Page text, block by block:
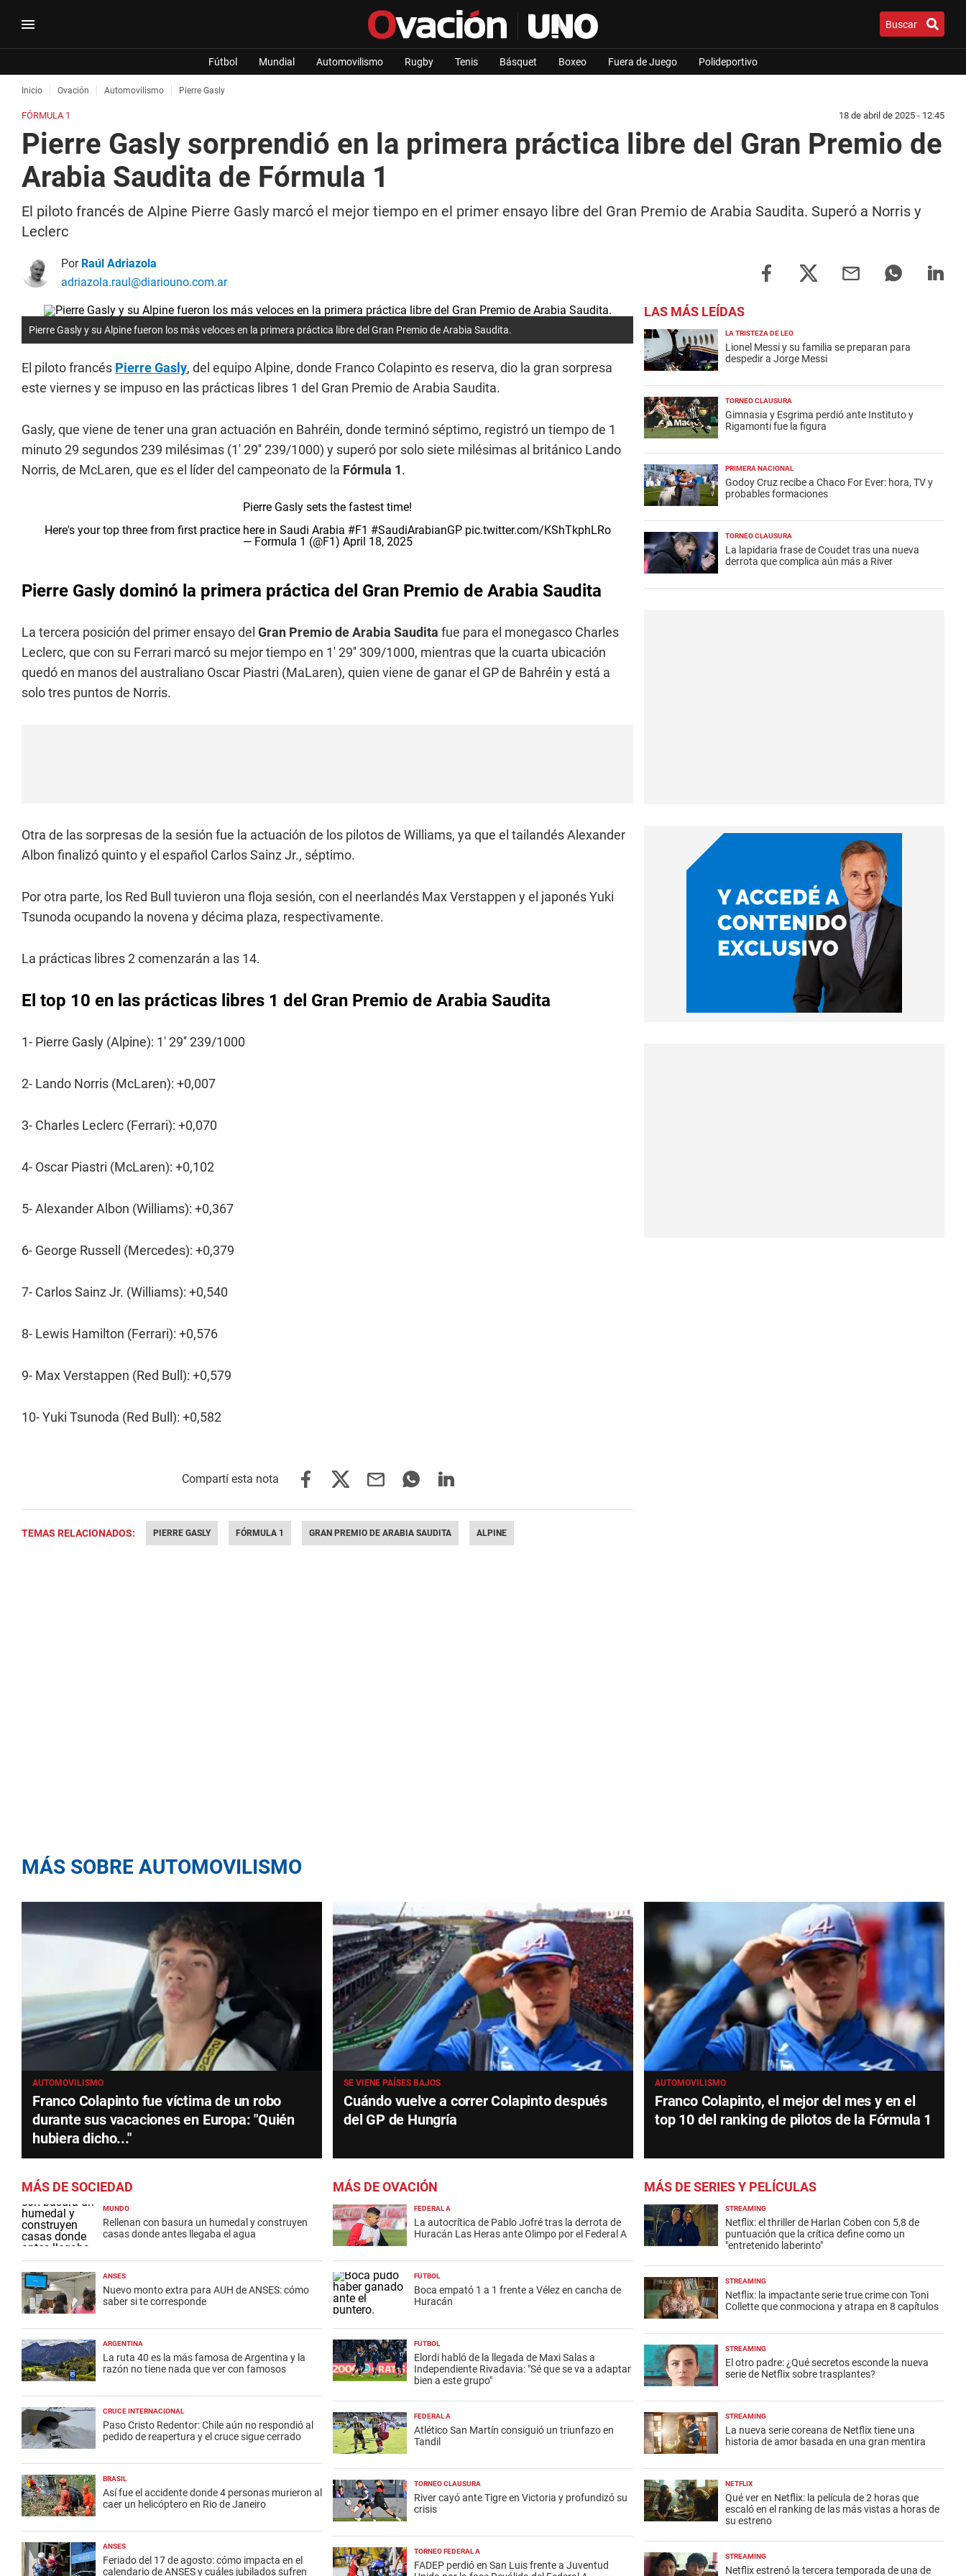
Buscar
Fútbol Mundial Automovilismo Rugby Tenis Básquet Boxeo Fuera de Juego Polideportivo
Inicio Ovación Automovilismo Pierre Gasly
FÓRMULA 1 18 de abril de 2025 - 12:45
Pierre Gasly sorprendió en la primera práctica libre del Gran Premio de
Arabia Saudita de Fórmula 1
El piloto francés de Alpine Pierre Gasly marcó el mejor tiempo en el primer ensayo libre del Gran Premio de Arabia Saudita. Superó a Norris y
Leclerc
Por Raúl Adriazola
adriazola.raul@diariouno.com.ar
Pierre Gasly y su Alpine fueron los más veloces en la primera práctica libre del Gran Premio de Arabia Saudita.
El piloto francés Pierre Gasly, del equipo Alpine, donde Franco Colapinto es reserva, dio la gran sorpresa
este viernes y se impuso en las prácticas libres 1 del Gran Premio de Arabia Saudita.
Gasly, que viene de tener una gran actuación en Bahréin, donde terminó séptimo, registró un tiempo de 1
minuto 29 segundos 239 milésimas (1' 29'' 239/1000) y superó por solo siete milésimas al británico Lando
Norris, de McLaren, que es el líder del campeonato de la Fórmula 1.
Pierre Gasly sets the fastest time!
Here's your top three from first practice here in Saudi Arabia #F1 #SaudiArabianGP pic.twitter.com/KShTkphLRo
— Formula 1 (@F1) April 18, 2025
Pierre Gasly dominó la primera práctica del Gran Premio de Arabia Saudita
La tercera posición del primer ensayo del Gran Premio de Arabia Saudita fue para el monegasco Charles
Leclerc, que con su Ferrari marcó su mejor tiempo en 1' 29'' 309/1000, mientras que la cuarta ubicación
quedó en manos del australiano Oscar Piastri (MaLaren), quien viene de ganar el GP de Bahréin y está a
solo tres puntos de Norris.
Otra de las sorpresas de la sesión fue la actuación de los pilotos de Williams, ya que el tailandés Alexander
Albon finalizó quinto y el español Carlos Sainz Jr., séptimo.
Por otra parte, los Red Bull tuvieron una floja sesión, con el neerlandés Max Verstappen y el japonés Yuki
Tsunoda ocupando la novena y décima plaza, respectivamente.
La prácticas libres 2 comenzarán a las 14.
El top 10 en las prácticas libres 1 del Gran Premio de Arabia Saudita
1- Pierre Gasly (Alpine): 1' 29'' 239/1000
2- Lando Norris (McLaren): +0,007
3- Charles Leclerc (Ferrari): +0,070
4- Oscar Piastri (McLaren): +0,102
5- Alexander Albon (Williams): +0,367
6- George Russell (Mercedes): +0,379
7- Carlos Sainz Jr. (Williams): +0,540
8- Lewis Hamilton (Ferrari): +0,576
9- Max Verstappen (Red Bull): +0,579
10- Yuki Tsunoda (Red Bull): +0,582
TEMAS RELACIONADOS: PIERRE GASLY FÓRMULA 1 GRAN PREMIO DE ARABIA SAUDITA ALPINE
LAS MÁS LEÍDAS
LA TRISTEZA DE LEO
Lionel Messi y su familia se preparan para
despedir a Jorge Messi
TORNEO CLAUSURA
Gimnasia y Esgrima perdió ante Instituto y
Rigamonti fue la figura
PRIMERA NACIONAL
Godoy Cruz recibe a Chaco For Ever: hora, TV y
probables formaciones
TORNEO CLAUSURA
La lapidaria frase de Coudet tras una nueva
derrota que complica aún más a River
MÁS SOBRE AUTOMOVILISMO
AUTOMOVILISMO
Franco Colapinto fue víctima de un robo
durante sus vacaciones en Europa: "Quién
hubiera dicho..."
SE VIENE PAÍSES BAJOS
Cuándo vuelve a correr Colapinto después
del GP de Hungría
AUTOMOVILISMO
Franco Colapinto, el mejor del mes y en el
top 10 del ranking de pilotos de la Fórmula 1
MÁS DE SOCIEDAD
MUNDO
Rellenan con basura un humedal y construyen
casas donde antes llegaba el agua
ANSES
Nuevo monto extra para AUH de ANSES: cómo
saber si te corresponde
ARGENTINA
La ruta 40 es la más famosa de Argentina y la
razón no tiene nada que ver con famosos
CRUCE INTERNACIONAL
Paso Cristo Redentor: Chile aún no respondió al
pedido de reapertura y el cruce sigue cerrado
BRASIL
Así fue el accidente donde 4 personas murieron al
caer un helicóptero en Rio de Janeiro
ANSES
Feriado del 17 de agosto: cómo impacta en el
calendario de ANSES y cuáles jubilados sufren
MÁS DE OVACIÓN
FEDERAL A
La autocrítica de Pablo Jofré tras la derrota de
Huracán Las Heras ante Olimpo por el Federal A
FÚTBOL
Boca empató 1 a 1 frente a Vélez en cancha de
Huracán
FÚTBOL
Elordi habló de la llegada de Maxi Salas a
Independiente Rivadavia: "Sé que se va a adaptar
bien a este grupo"
FEDERAL A
Atlético San Martín consiguió un triunfazo en
Tandil
TORNEO CLAUSURA
River cayó ante Tigre en Victoria y profundizó su
crisis
TORNEO FEDERAL A
FADEP perdió en San Luis frente a Juventud
MÁS DE SERIES Y PELÍCULAS
STREAMING
Netflix: el thriller de Harlan Coben con 5,8 de
puntuación que la crítica define como un
"entretenido laberinto"
STREAMING
Netflix: la impactante serie true crime con Toni
Collette que conmociona y atrapa en 8 capítulos
STREAMING
El otro padre: ¿Qué secretos esconde la nueva
serie de Netflix sobre trasplantes?
STREAMING
La nueva serie coreana de Netflix tiene una
historia de amor basada en una gran mentira
NETFLIX
Qué ver en Netflix: la película de 2 horas que
escaló en el ranking de las más vistas a horas de
su estreno
STREAMING
Netflix estrenó la tercera temporada de una de